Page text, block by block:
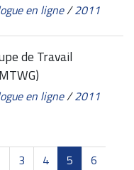
en ligne/2011
de Travail
en ligne/2011
3 4 5
6